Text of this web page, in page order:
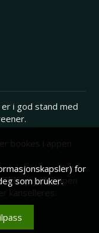
er i god stand med
biler ikke er tillatt
få beskjed i appen
for
som bruker.